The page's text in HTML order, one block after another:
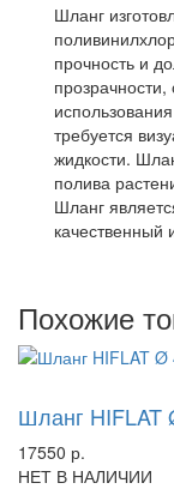
Шланг
прочность и
требуется
жидкости.
полива
Шланг
качественный
Похожие
Шланг HIFLAT
17550 р.
НЕТ В НАЛИЧИИ